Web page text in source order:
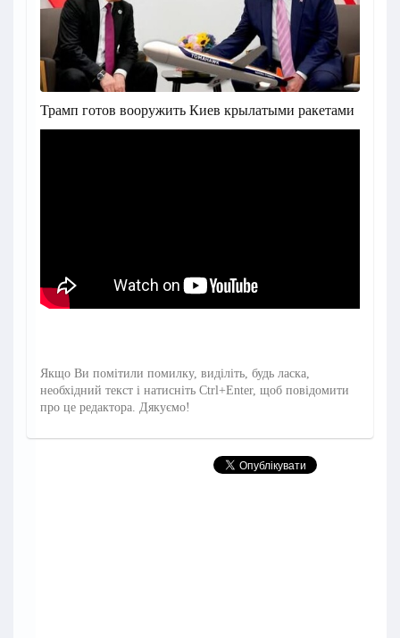
Трамп готов вооружить Киев крылатыми ракетами
Якщо Ви помітили помилку, виділіть, будь ласка,
необхідний текст і натисніть Ctrl+Enter, щоб повідомити
про це редактора. Дякуємо!